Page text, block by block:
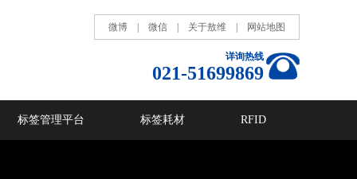
微博 微信 关于敖维 网站地图
详询热线
021-51699869
标签管理平台 标签耗材 RFID